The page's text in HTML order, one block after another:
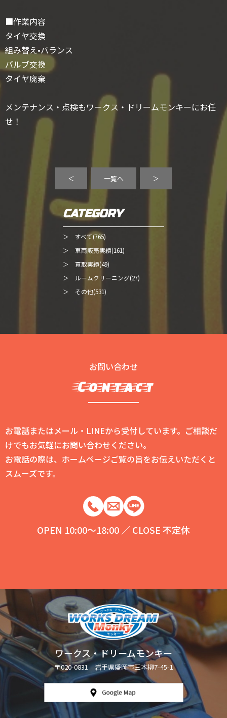
■作業内容
タイヤ交換
組み替え•バランス
バルブ交換
タイヤ廃棄
メンテナンス・点検もワークス・ドリームモンキーにお任
せ！
＜ 一覧へ ＞
CATEGORY
＞ すべて(765)
＞ 車両販売実績(161)
＞ 買取実績(49)
＞ ルームクリーニング(27)
＞ その他(531)
お問い合わせ
Contact
お電話またはメール・LINEから受付しています。ご相談だ
けでもお気軽にお問い合わせください。
お電話の際は、ホームページご覧の旨をお伝えいただくと
スムーズです。
OPEN 10:00～18:00 ／ CLOSE 不定休
ワークス・ドリームモンキー
〒020-0831 岩手県盛岡市三本柳7-45-1